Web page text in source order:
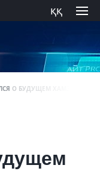
ққ
О БУДУЩЕМ ХАМЗАТА